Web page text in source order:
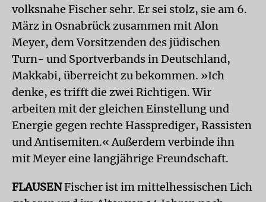
volksnahe Fischer sehr. Er sei stolz, sie am 6.
März in Osnabrück zusammen mit Alon
Meyer, dem Vorsitzenden des jüdischen
Turn- und Sportverbands in Deutschland,
Makkabi, überreicht zu bekommen. »Ich
denke, es trifft die zwei Richtigen. Wir
arbeiten mit der gleichen Einstellung und
Energie gegen rechte Hassprediger, Rassisten
und Antisemiten.« Außerdem verbinde ihn
mit Meyer eine langjährige Freundschaft.
FLAUSENFischer ist im mittelhessischen Lich